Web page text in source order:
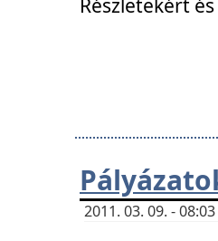
2011. 03. 09. -